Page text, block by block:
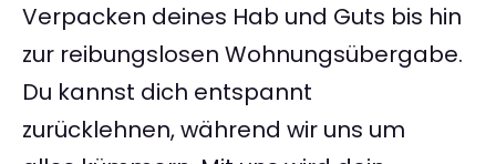
Verpacken deines Hab und Guts bis hin
zur reibungslosen Wohnungsübergabe.
Du kannst dich entspannt
zurücklehnen, während wir uns um